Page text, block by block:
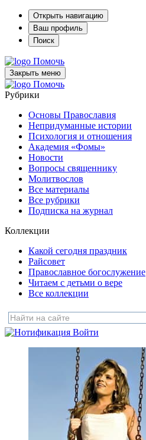
Открыть навигацию
Ваш профиль
Поиск
Помочь
Закрыть меню
Помочь
Рубрики
Основы Православия
Непридуманные истории
Психология и отношения
Академия «Фомы»
Новости
Вопросы священнику
Молитвослов
Все материалы
Все рубрики
Подписка на журнал
Коллекции
Какой сегодня праздник
Райсовет
Православное богослужение
Читаем с детьми о вере
Все коллекции
Войти